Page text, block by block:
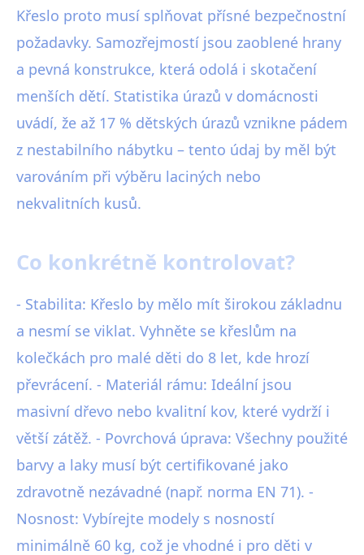
Křeslo proto musí splňovat přísné bezpečnostní
požadavky. Samozřejmostí jsou zaoblené hrany
a pevná konstrukce, která odolá i skotačení
menších dětí. Statistika úrazů v domácnosti
uvádí, že až 17 % dětských úrazů vznikne pádem
z nestabilního nábytku – tento údaj by měl být
varováním při výběru laciných nebo
nekvalitních kusů.
Co konkrétně kontrolovat?
- Stabilita: Křeslo by mělo mít širokou základnu
a nesmí se viklat. Vyhněte se křeslům na
kolečkách pro malé děti do 8 let, kde hrozí
převrácení. - Materiál rámu: Ideální jsou
masivní dřevo nebo kvalitní kov, které vydrží i
větší zátěž. - Povrchová úprava: Všechny použité
barvy a laky musí být certifikované jako
zdravotně nezávadné (např. norma EN 71). -
Nosnost: Vybírejte modely s nosností
minimálně 60 kg, což je vhodné i pro děti v